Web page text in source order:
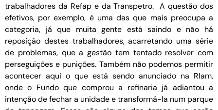
trabalhadores da Refap e da Transpetro. A questão dos
efetivos, por exemplo, é uma das que mais preocupa a
categoria, já que muita gente está saindo e não há
reposição destes trabalhadores, acarretando uma série
de problemas, que a gestão tem tentado resolver com
perseguições e punições. Também não podemos permitir
acontecer aqui o que está sendo anunciado na Rlam,
onde o Fundo que comprou a refinaria já adiantou a
intenção de fechar a unidade e transformá-la num parque